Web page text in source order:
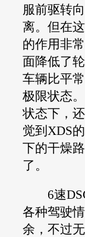
服前驱转
离。但在
的作用非
面降低了
车辆比平
极限状态
状态下，
觉到XDS
下的干燥
了。
6速
各种驾驶
余，不过